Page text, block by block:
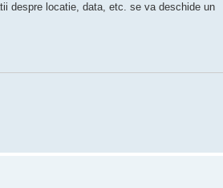
despre locatie, data, etc. se va deschide un